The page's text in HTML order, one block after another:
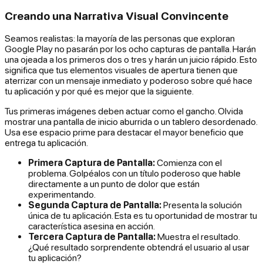
Creando una Narrativa Visual Convincente
Seamos realistas: la mayoría de las personas que exploran
Google Play no pasarán por los ocho capturas de pantalla. Harán
una ojeada a los primeros dos o tres y harán un juicio rápido. Esto
significa que tus elementos visuales de apertura tienen que
aterrizar con un mensaje inmediato y poderoso sobre qué hace
tu aplicación y por qué es mejor que la siguiente.
Tus primeras imágenes deben actuar como el gancho. Olvida
mostrar una pantalla de inicio aburrida o un tablero desordenado.
Usa ese espacio prime para destacar el mayor beneficio que
entrega tu aplicación.
Primera Captura de Pantalla:Comienza con el
problema. Golpéalos con un título poderoso que hable
directamente a un punto de dolor que están
experimentando.
Segunda Captura de Pantalla:Presenta la solución
única de tu aplicación. Esta es tu oportunidad de mostrar tu
característica asesina en acción.
Tercera Captura de Pantalla:Muestra el resultado.
¿Qué resultado sorprendente obtendrá el usuario al usar
tu aplicación?